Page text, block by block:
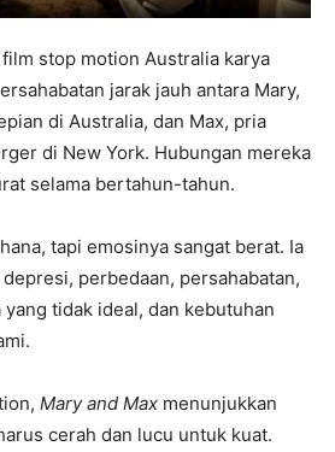
stop motion Australia karya
jarak jauh antara Mary,
di Australia, dan Max, pria
di New York. Hubungan mereka
selama bertahun-tahun.
tapi emosinya sangat berat. Ia
perbedaan, persahabatan,
tidak ideal, dan kebutuhan
Mary and Max menunjukkan
cerah dan lucu untuk kuat.